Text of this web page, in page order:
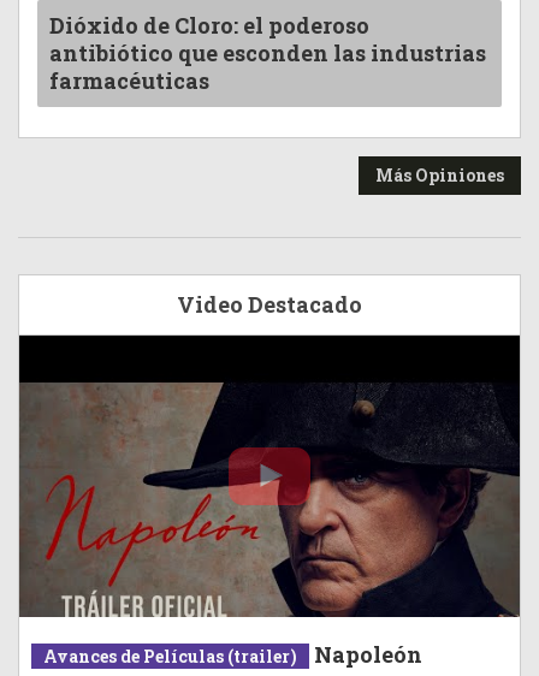
Dióxido de Cloro: el poderoso
antibiótico que esconden las industrias
farmacéuticas
Más Opiniones
Video Destacado
Avances de Películas (trailer) Napoleón